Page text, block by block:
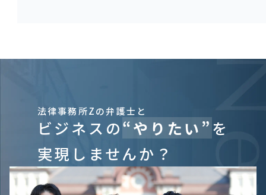
法律事務所Zの弁護士と
ビジネスの“やりたい”を
実現しませんか？